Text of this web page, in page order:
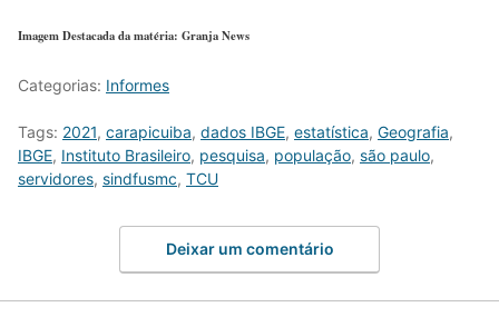
Imagem Destacada da matéria: Granja News
Categorias: Informes
Tags: 2021, carapicuiba, dados IBGE, estatística, Geografia,
IBGE, Instituto Brasileiro, pesquisa, população, são paulo,
servidores, sindfusmc, TCU
Deixar um comentário